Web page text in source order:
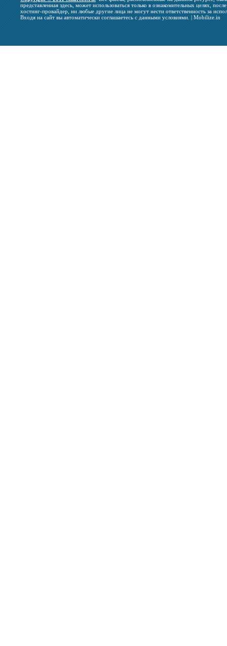
представленная здесь, может использоваться только в ознакомительных целях,
хостинг-провайдер, ни любые другие лица не могут нести ответственность за
Входя на сайт вы автоматически соглашаетесь с данными условиями. | Mobilize.in